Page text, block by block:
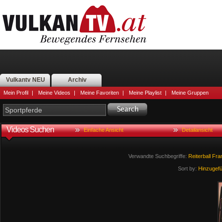
Vulkantv NEU Archiv
Mein Profil | Meine Videos | Meine Favoriten | Meine Playlist | Meine Gruppen
Videos Suchen Einfache Ansicht Detailansicht
Verwandte Suchbegriffe: Reiterball
Sort by: